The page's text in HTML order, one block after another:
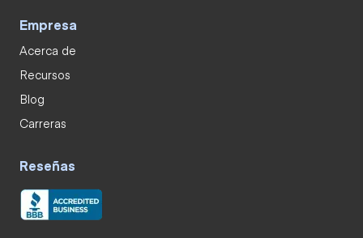
Empresa
Acerca de
Recursos
Blog
Carreras
Reseñas